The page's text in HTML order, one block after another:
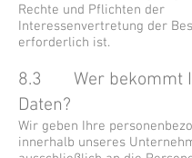
Rechte und Pflichten der
Interessenvertretung der
erforderlich ist.
8.3 Wer bekommt
Daten?
Wir geben Ihre
innerhalb unseres